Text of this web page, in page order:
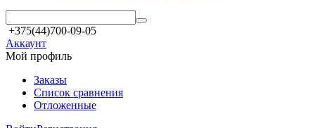
+375(44)700-09-05
Аккаунт
Мой профиль
Заказы
Список сравнения
Отложенные